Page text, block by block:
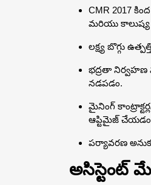
CMR 2017
మరియు కాలుష్య
లక్ష్య బొగ్గు
భద్రతా నిర్వహణ
నడపడం.
మైనింగ్
ఆప్టిమైజ్
పర్యావరణ
అసిస్టెంట్